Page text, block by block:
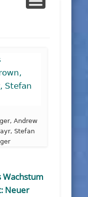
Andrew
Stefan
Neuer